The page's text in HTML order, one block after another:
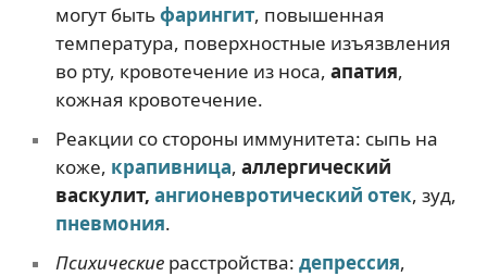
могут бытьфарингит, повышенная
температура, поверхностные изъязвления
во рту, кровотечение из носа, апатия,
кожная кровотечение.
Реакции со стороны иммунитета: сыпь на
коже, крапивница, аллергический
васкулит, ангионевротический отек, зуд,
пневмония.
Психические расстройства: депрессия,